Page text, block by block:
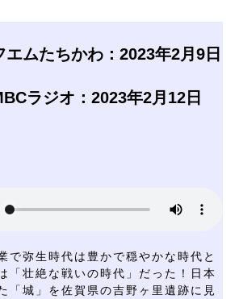
ムたちかわ：2023年2月9日
ラジオ：2023年2月12日
で弥生時代は豊かで穏やかな時代と
「壮絶な戦いの時代」だった！日本
「城」を佐賀県の吉野ヶ里遺跡に見